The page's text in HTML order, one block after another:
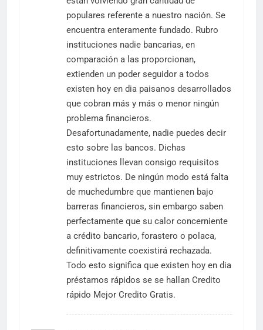
populares referente a nuestro nación. Se
encuentra enteramente fundado. Rubro
instituciones nadie bancarias, en
comparación a las proporcionan,
extienden un poder seguidor a todos
existen hoy en dia paisanos desarrollados
que cobran más y más o menor ningún
problema financieros.
Desafortunadamente, nadie puedes decir
esto sobre las bancos. Dichas
instituciones llevan consigo requisitos
muy estrictos. De ningún modo está falta
de muchedumbre que mantienen bajo
barreras financieros, sin embargo saben
perfectamente que su calor concerniente
a crédito bancario, forastero o polaca,
definitivamente coexistirá rechazada.
Todo esto significa que existen hoy en dia
préstamos rápidos se se hallan Credito
rápido Mejor Credito Gratis.